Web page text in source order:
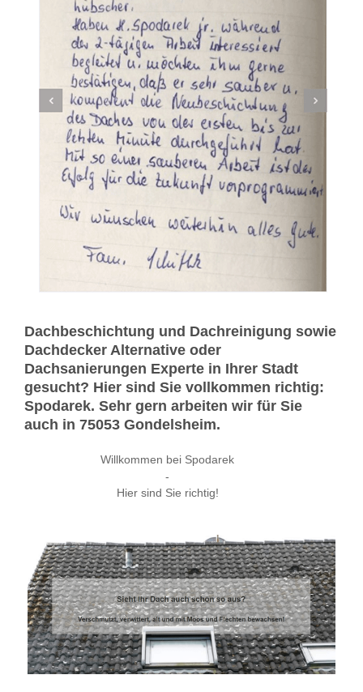
Dachbeschichtung und Dachreinigung sowie
Dachdecker Alternative oder
Dachsanierungen Experte in Ihrer Stadt
gesucht? Hier sind Sie vollkommen richtig:
Spodarek. Sehr gern arbeiten wir für Sie
auch in 75053 Gondelsheim.
Willkommen bei Spodarek
-
Hier sind Sie richtig!